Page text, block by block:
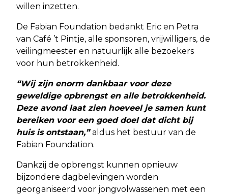
willen inzetten.
De Fabian Foundation bedankt Eric en Petra
van Café ’t Pintje, alle sponsoren, vrijwilligers, de
veilingmeester en natuurlijk alle bezoekers
voor hun betrokkenheid.
“Wij zijn enorm dankbaar voor deze
geweldige opbrengst en alle betrokkenheid.
Deze avond laat zien hoeveel je samen kunt
bereiken voor een goed doel dat dicht bij
huis is ontstaan,”aldus het bestuur van de
Fabian Foundation.
Dankzij de opbrengst kunnen opnieuw
bijzondere dagbelevingen worden
georganiseerd voor jongvolwassenen met een